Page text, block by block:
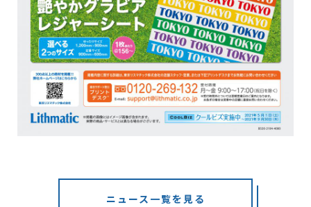
ニュース一覧を見る